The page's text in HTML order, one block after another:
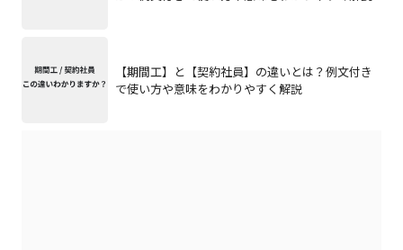
【期間工】と【契約社員】の違いとは？例文付き
で使い方や意味をわかりやすく解説